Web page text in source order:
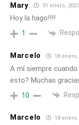
Mary 31 enero,
Hoy la hago!!!!
1
Marcelo 18
A mí siempre
esto? Muchas
10
Marcelo 18